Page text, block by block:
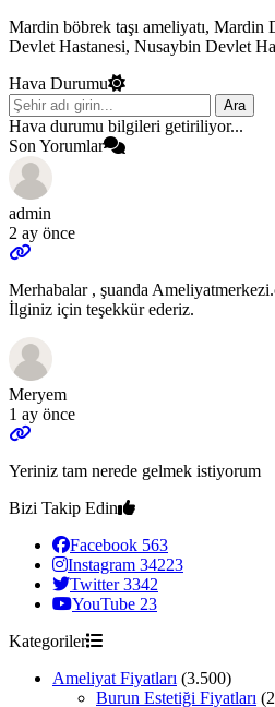
Mardin böbrek taşı ameliyatı, Mardin
Devlet Hastanesi, Nusaybin Devlet
Hava Durumu
Ara
Hava durumu bilgileri getiriliyor...
Son Yorumlar
admin
2 ay önce
Merhabalar , şuanda
İlginiz için teşekkür ederiz.
Meryem
1 ay önce
Yeriniz tam nerede gelmek istiyorum
Bizi Takip Edin
Facebook 563
Instagram 34223
Twitter 3342
YouTube 23
Kategoriler
Ameliyat Fiyatları (3.500)
Burun Estetiği Fiyatları